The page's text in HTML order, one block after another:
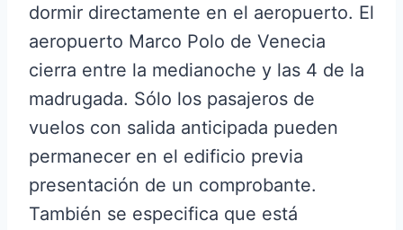
dormir directamente en el aeropuerto. El
aeropuerto Marco Polo de Venecia
cierra entre la medianoche y las 4 de la
madrugada. Sólo los pasajeros de
vuelos con salida anticipada pueden
permanecer en el edificio previa
presentación de un comprobante.
También se especifica que está